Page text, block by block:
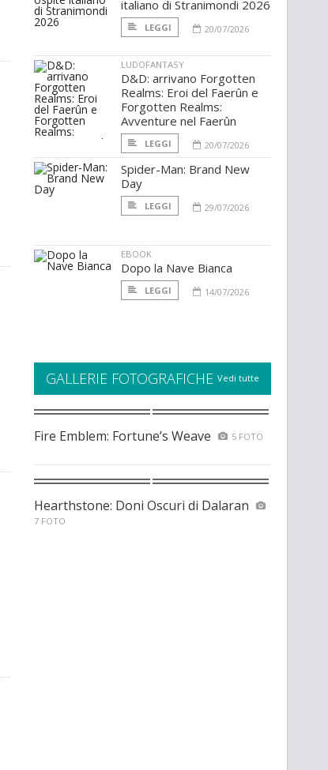
italiano di Stranimondi 2026
LEGGI 20/07/2026
LUDOFANTASY
D&D: arrivano Forgotten
Realms: Eroi del Faerûn e
Forgotten Realms:
Avventure nel Faerûn
LEGGI 20/07/2026
Spider-Man: Brand New
Day
LEGGI 29/07/2026
EBOOK
Dopo la Nave Bianca
LEGGI 14/07/2026
GALLERIE FOTOGRAFICHE Vedi tutte
Fire Emblem: Fortune’s Weave 5 FOTO
Hearthstone: Doni Oscuri di Dalaran
7 FOTO